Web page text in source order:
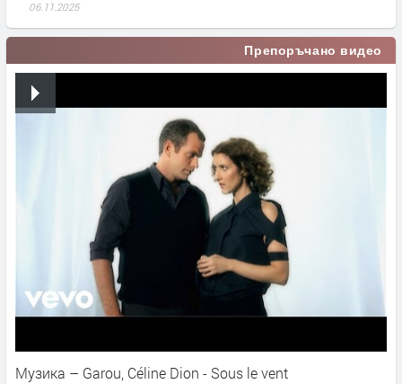
06.11.2025
Препоръчано видео
Музика – Garou, Céline Dion - Sous le vent